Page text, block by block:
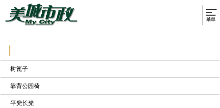
树篦子
靠背公园椅
平凳长凳